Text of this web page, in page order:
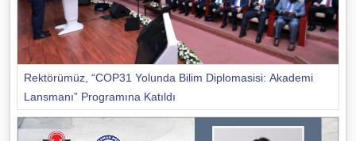
Rektörümüz, “COP31 Yolunda Bilim Diplomasisi: Akademi
Lansmanı” Programına Katıldı